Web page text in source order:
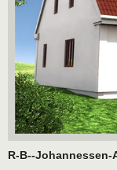
R-B--Johannessen-